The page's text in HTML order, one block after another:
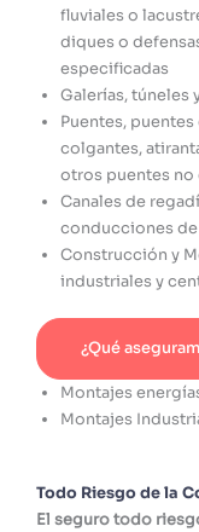
fluviales o
diques o
especificadas
Galerías, túneles
Puentes,
colgantes,
otros puentes
Canales de
conducciones
Construcción y
industriales y
¿Qué
Montajes
Montajes
Todo Riesgo de la
El seguro todo